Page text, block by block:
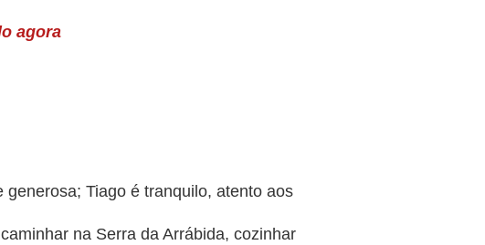
agora
Tiago é tranquilo, atento aos
na Serra da Arrábida, cozinhar